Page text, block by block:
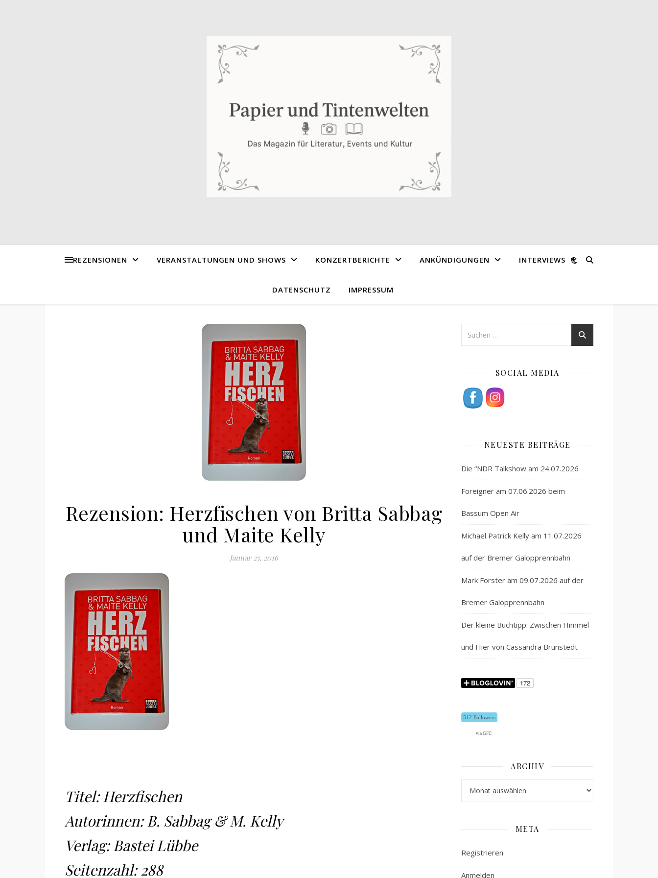
REZENSIONEN VERANSTALTUNGEN UND SHOWS KONZERTBERICHTE ANKÜNDIGUNGEN INTERVIEWS
DATENSCHUTZ IMPRESSUM
.
Rezension: Herzfischen von Britta Sabbag
und Maite Kelly
Januar 25, 2016
Titel: Herzfischen
Autorinnen: B. Sabbag & M. Kelly
Verlag: Bastei Lübbe
Seitenzahl: 288
SOCIAL MEDIA
NEUESTE BEITRÄGE
Die “NDR Talkshow am 24.07.2026
Foreigner am 07.06.2026 beim
Bassum Open Air
Michael Patrick Kelly am 11.07.2026
auf der Bremer Galopprennbahn
Mark Forster am 09.07.2026 auf der
Bremer Galopprennbahn
Der kleine Buchtipp: Zwischen Himmel
und Hier von Cassandra Brunstedt
512 Followers
via GFC
ARCHIV
META
Registrieren
Anmelden